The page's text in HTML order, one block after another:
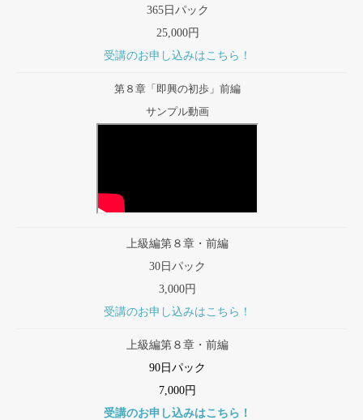
365日パック
25,000円
受講のお申し込みはこちら！
第８章「即興の初歩」前編
サンプル動画
上級編第８章・前編
30日パック
3,000円
受講のお申し込みはこちら！
上級編第８章・前編
90日パック
7,000円
受講のお申し込みはこちら！